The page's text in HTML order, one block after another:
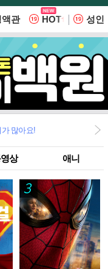
액관 HOT 웹
성인
많아요!
상 애니
3